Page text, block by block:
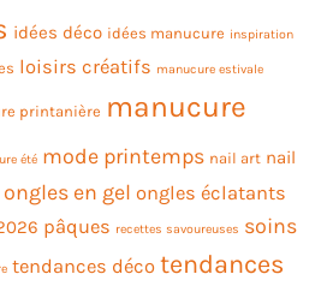
idées déco idées manucure inspiration
loisirs créatifs manucure estivale
printanière manucure
été mode printemps nail art nail
ongles en gel ongles éclatants
pâques recettes savoureuses soins
tendances déco tendances